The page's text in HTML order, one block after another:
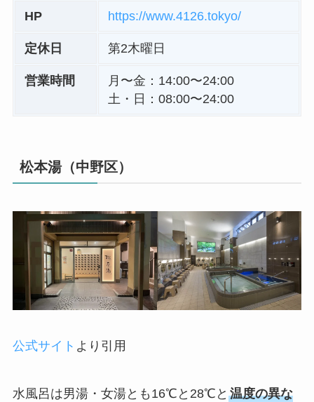
HP https://www.4126.tokyo/
定休日 第2木曜日
営業時間
月〜金：14:00〜24:00
土・日：08:00〜24:00
松本湯（中野区）
公式サイト より引用
水風呂は男湯・女湯とも16℃と28℃と 温度の異な